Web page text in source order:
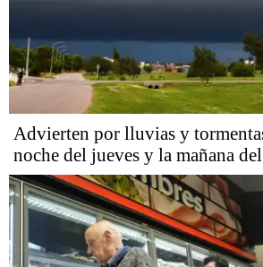
Advierten por lluvias y
noche del jueves y la mañana